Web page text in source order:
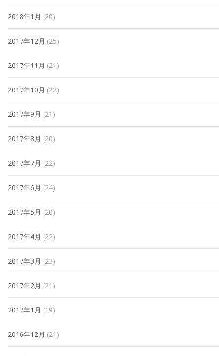
2018年1月 (20)
2017年12月 (25)
2017年11月 (21)
2017年10月 (22)
2017年9月 (21)
2017年8月 (20)
2017年7月 (22)
2017年6月 (24)
2017年5月 (20)
2017年4月 (22)
2017年3月 (23)
2017年2月 (21)
2017年1月 (19)
2016年12月 (21)